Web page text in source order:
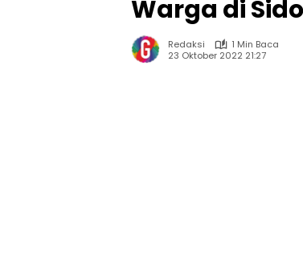
Warga di
Redaksi
1 Min Baca
23 Oktober 2022 21:27